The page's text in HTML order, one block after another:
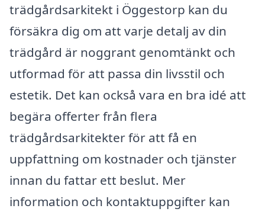
trädgårdsarkitekt i Öggestorp kan du
försäkra dig om att varje detalj av din
trädgård är noggrant genomtänkt och
utformad för att passa din livsstil och
estetik. Det kan också vara en bra idé att
begära offerter från flera
trädgårdsarkitekter för att få en
uppfattning om kostnader och tjänster
innan du fattar ett beslut. Mer
information och kontaktuppgifter kan